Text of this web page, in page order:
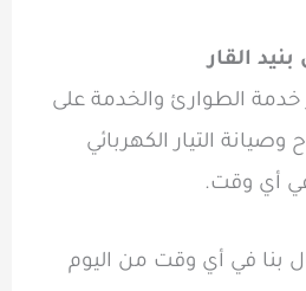
القار
الطوارئ والخدمة على
التيار الكهربائي
أي وقت.
بنا في أي وقت من اليوم